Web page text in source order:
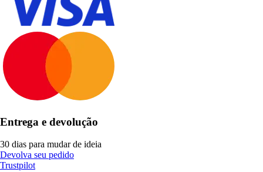
Entrega e devolução
30 dias para mudar de ideia
Devolva seu pedido
Trustpilot